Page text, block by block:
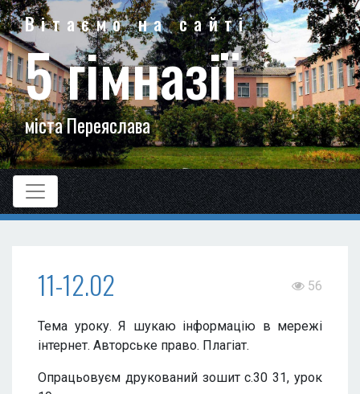
Вітаємо на сайті
5 гімназії
міста Переяслава
11-12.02 56
Тема уроку. Я шукаю інформацію в мережі
інтернет. Авторське право. Плагіат.
Опрацьовуєм друкований зошит с.30 31, урок